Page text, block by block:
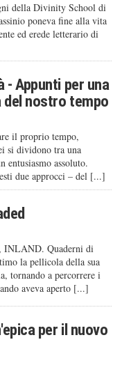
della Divinity School di
poneva fine alla vita
ed erede letterario di
- Appunti per una
nostro tempo
il proprio tempo,
si dividono tra una
entusiasmo assoluto.
due approcci – del [...]
INLAND. Quaderni di
la pellicola della sua
tornando a percorrere i
aveva aperto [...]
per il nuovo